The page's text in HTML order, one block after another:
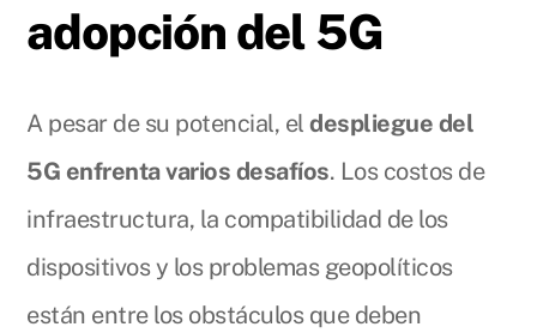
adopción del 5G
A pesar de su potencial, eldespliegue del
5G enfrenta varios desafíos. Los costos de
infraestructura, la compatibilidad de los
dispositivos y los problemas geopolíticos
están entre los obstáculos que deben